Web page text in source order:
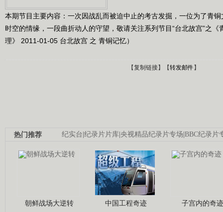
本期节目主要内容：一次因战乱而被迫中止的考古发掘，一位为了青
时空的情缘，一段曲折动人的守望，敬请关注系列节目“台北故宫”之
理》 2011-01-05 台北故宫 之 青铜记忆）
【复制链接】【转发邮件】
纪实台|纪录片片库|央视精品纪录片专场|BBC纪录片
热门推荐
朝鲜战场大逆转 中国工程奇迹 子宫内的奇迹